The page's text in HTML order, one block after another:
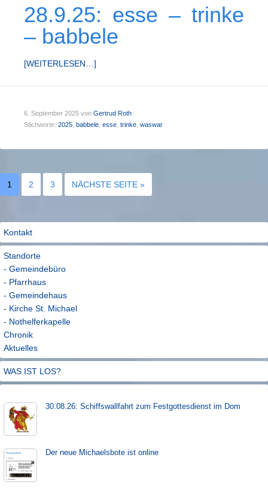
28.9.25: esse – trinke
– babbele
[WEITERLESEN…]
6. September 2025 von Gertrud Roth
Stichworte: 2025 babbele esse trinke waswar
1 2 3 NÄCHSTE SEITE »
Kontakt
Standorte
- Gemeindebüro
- Pfarrhaus
- Gemeindehaus
- Kirche St. Michael
- Nothelferkapelle
Chronik
Aktuelles
WAS IST LOS?
30.08.26: Schiffs­­wall­fahr­t zum Fest­gott­es­dienst im Dom
Der neue Michaels­bote ist on­line